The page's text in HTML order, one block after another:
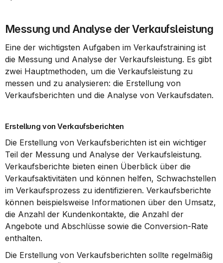
Messung und Analyse der Verkaufsleistung
Eine der wichtigsten Aufgaben im Verkaufstraining ist
die Messung und Analyse der Verkaufsleistung. Es gibt
zwei Hauptmethoden, um die Verkaufsleistung zu
messen und zu analysieren: die Erstellung von
Verkaufsberichten und die Analyse von Verkaufsdaten.
Erstellung von Verkaufsberichten
Die Erstellung von Verkaufsberichten ist ein wichtiger
Teil der Messung und Analyse der Verkaufsleistung.
Verkaufsberichte bieten einen Überblick über die
Verkaufsaktivitäten und können helfen, Schwachstellen
im Verkaufsprozess zu identifizieren. Verkaufsberichte
können beispielsweise Informationen über den Umsatz,
die Anzahl der Kundenkontakte, die Anzahl der
Angebote und Abschlüsse sowie die Conversion-Rate
enthalten.
Die Erstellung von Verkaufsberichten sollte regelmäßig